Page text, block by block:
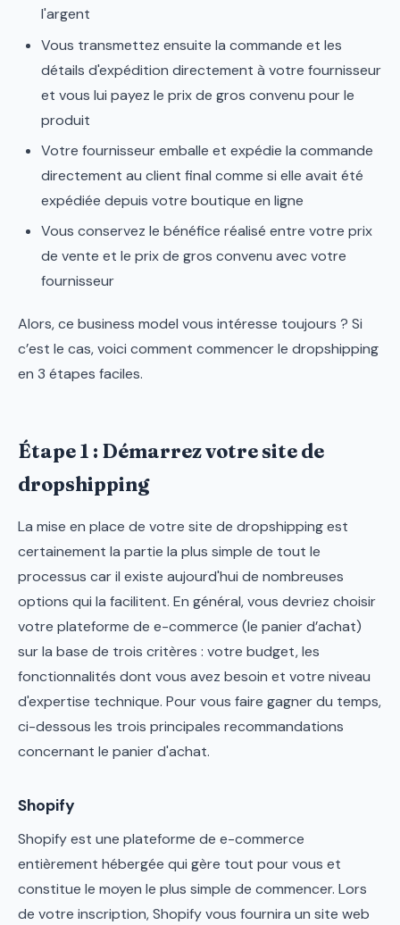
l'argent
Vous transmettez ensuite la commande et les
détails d'expédition directement à votre fournisseur
et vous lui payez le prix de gros convenu pour le
produit
Votre fournisseur emballe et expédie la commande
directement au client final comme si elle avait été
expédiée depuis votre boutique en ligne
Vous conservez le bénéfice réalisé entre votre prix
de vente et le prix de gros convenu avec votre
fournisseur
Alors, ce business model vous intéresse toujours ? Si
c’est le cas, voici comment commencer le dropshipping
en 3 étapes faciles.
Étape 1 : Démarrez votre site de
dropshipping
La mise en place de votre site de dropshipping est
certainement la partie la plus simple de tout le
processus car il existe aujourd'hui de nombreuses
options qui la facilitent. En général, vous devriez choisir
votre plateforme de e-commerce (le panier d’achat)
sur la base de trois critères : votre budget, les
fonctionnalités dont vous avez besoin et votre niveau
d'expertise technique. Pour vous faire gagner du temps,
ci-dessous les trois principales recommandations
concernant le panier d'achat.
Shopify
Shopify est une plateforme de e-commerce
entièrement hébergée qui gère tout pour vous et
constitue le moyen le plus simple de commencer. Lors
de votre inscription, Shopify vous fournira un site web